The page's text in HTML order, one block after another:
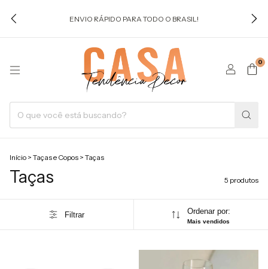
ENVIO RÁPIDO PARA TODO O BRASIL!
0
Início > Taças e Copos > Taças
Taças 5 produtos
Filtrar Ordenar por:
Mais vendidos